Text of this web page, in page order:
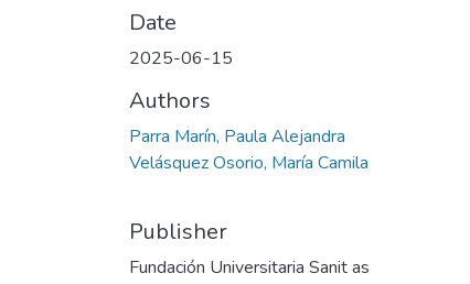
Date
2025-06-15
Authors
Parra Marín, Paula Alejandra
Velásquez Osorio, María Camila
Publisher
Fundación Universitaria Sanit as